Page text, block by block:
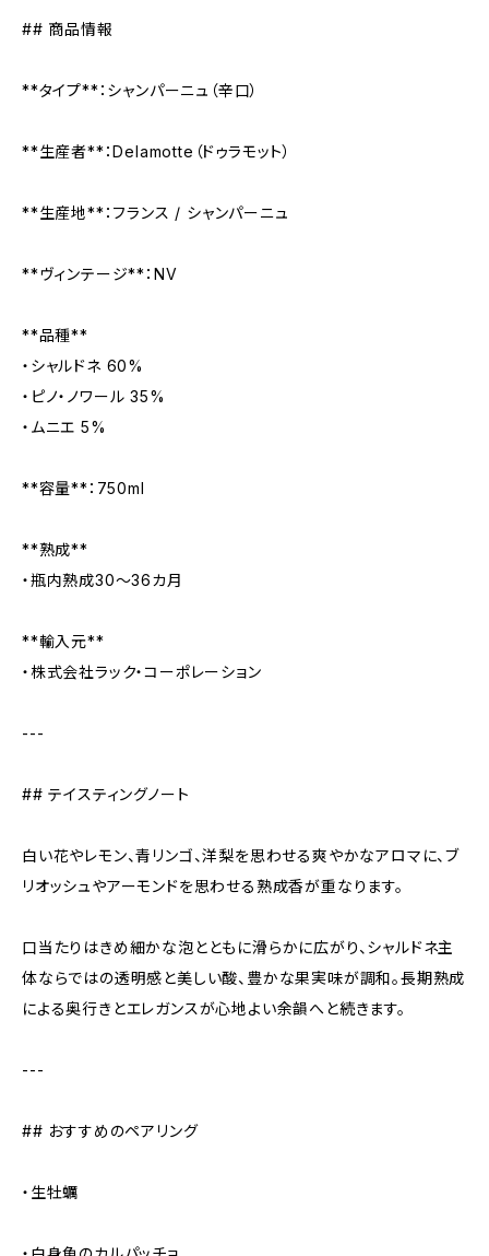
## 商品情報
**タイプ**：シャンパーニュ（辛口）
**生産者**：Delamotte（ドゥラモット）
**生産地**：フランス / シャンパーニュ
**ヴィンテージ**：NV
**品種**
・シャルドネ 60%
・ピノ・ノワール 35%
・ムニエ 5%
**容量**：750ml
**熟成**
・瓶内熟成30〜36カ月
**輸入元**
・株式会社ラック・コーポレーション
---
## テイスティングノート
白い花やレモン、青リンゴ、洋梨を思わせる爽やかなアロマに、ブ
リオッシュやアーモンドを思わせる熟成香が重なります。
口当たりはきめ細かな泡とともに滑らかに広がり、シャルドネ主
体ならではの透明感と美しい酸、豊かな果実味が調和。長期熟成
による奥行きとエレガンスが心地よい余韻へと続きます。
---
## おすすめのペアリング
・生牡蠣